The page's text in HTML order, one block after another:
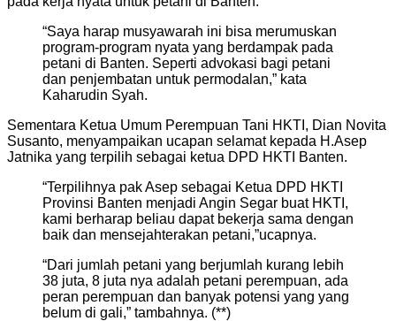
“Saya harap musyawarah ini bisa merumuskan
program-program nyata yang berdampak pada
petani di Banten. Seperti advokasi bagi petani
dan penjembatan untuk permodalan,” kata
Kaharudin Syah.
Sementara Ketua Umum Perempuan Tani HKTI, Dian Novita
Susanto, menyampaikan ucapan selamat kepada H.Asep
Jatnika yang terpilih sebagai ketua DPD HKTI Banten.
“Terpilihnya pak Asep sebagai Ketua DPD HKTI
Provinsi Banten menjadi Angin Segar buat HKTI,
kami berharap beliau dapat bekerja sama dengan
baik dan mensejahterakan petani,”ucapnya.
“Dari jumlah petani yang berjumlah kurang lebih
38 juta, 8 juta nya adalah petani perempuan, ada
peran perempuan dan banyak potensi yang yang
belum di gali,” tambahnya. (**)